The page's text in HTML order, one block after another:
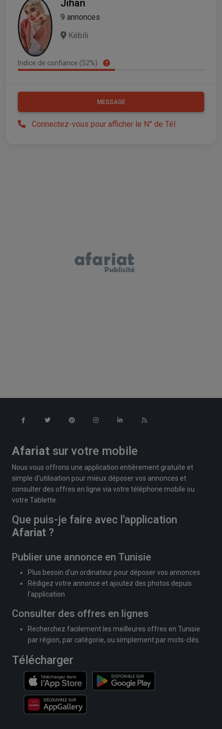
Jihan
9 annonces
Kébili
Indice de confiance (52%)
MESSAGE
Connectez-vous pour afficher le N° de Tél.
Afariat sur votre mobile
Nous vous offrons une application entièrement gratuite et
simple d'utilisation pour mieux déposer vos annonces et
consulter des offres en ligne via votre téléphone mobile ou
votre Tablette.
Que puis-je faire avec l'application
Afariat ?
Publier une annonce en Tunisie
Plus besoin d'un ordinateur pour déposer vos annonces
Rédigez votre annonce et ajoutez des photos depuis
l'application
Consulter des offres en lignes
Recherchez facilement les meilleures offres en Tunisie
par région, par catégorie, ou simplement par mots-clés.
Télécharger